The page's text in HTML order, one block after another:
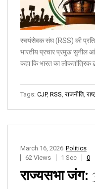
स्वयंसेवक संघ (RSS) की
भारतीय प्रचार प्रमुख सुनील
कहा कि भारत का लोकतांत्रिक
Tags: CJP, RSS ,राजनीति,
Politics
March 16, 2026
62 Views
1 Sec 0
राज्यसभा जंग: